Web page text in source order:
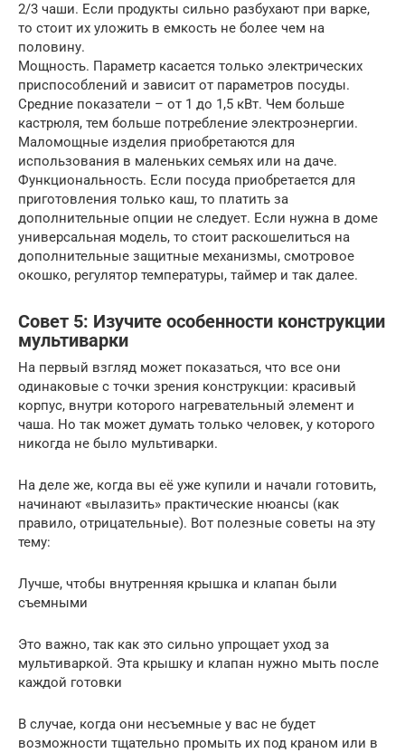
2/3 чаши. Если продукты сильно разбухают при варке,
то стоит их уложить в емкость не более чем на
половину.
Мощность. Параметр касается только электрических
приспособлений и зависит от параметров посуды.
Средние показатели – от 1 до 1,5 кВт. Чем больше
кастрюля, тем больше потребление электроэнергии.
Маломощные изделия приобретаются для
использования в маленьких семьях или на даче.
Функциональность. Если посуда приобретается для
приготовления только каш, то платить за
дополнительные опции не следует. Если нужна в доме
универсальная модель, то стоит раскошелиться на
дополнительные защитные механизмы, смотровое
окошко, регулятор температуры, таймер и так далее.
Совет 5: Изучите особенности конструкции
мультиварки
На первый взгляд может показаться, что все они
одинаковые с точки зрения конструкции: красивый
корпус, внутри которого нагревательный элемент и
чаша. Но так может думать только человек, у которого
никогда не было мультиварки.
На деле же, когда вы её уже купили и начали готовить,
начинают «вылазить» практические нюансы (как
правило, отрицательные). Вот полезные советы на эту
тему:
Лучше, чтобы внутренняя крышка и клапан были
съемными
Это важно, так как это сильно упрощает уход за
мультиваркой. Эта крышку и клапан нужно мыть после
каждой готовки
В случае, когда они несъемные у вас не будет
возможности тщательно промыть их под краном или в